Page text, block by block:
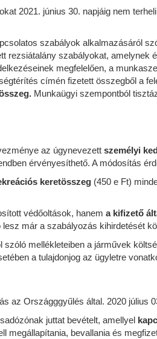
2021. június 30. napjáig nem
szabályok alkalmazásáról
rezsiátalány szabályokat, amelynek
megfelelően, a
címén fizetett összegből a
Munkaügyi szempontból
az úgynevezett személyi
érvényesíthető. A módosítás
keretösszeg (450 e Ft)
védőoltások, hanem a kifizető
már a szabályozás kihirdetését
mellékleteiben a járművek
a tulajdonjog az ügyletre
az Országggyűlés által. 2020 július
juttat bevételt, amellyel
megállapítania, bevallania és